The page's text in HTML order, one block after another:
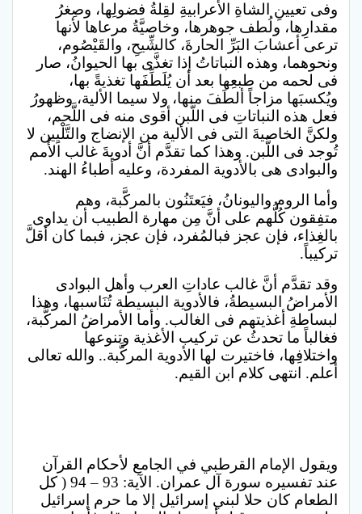
وفى تعيينِ الشاةِ الأعرابيةِ لقِلةُ فضولِها، وصِغرُ
مقدارِها، ولُطف جوهرها، وخاصيَّةُ مرعاها لأنها
ترعى أعشابَ البَرِّ الحارةَ، كالشِّيحِ، والقَيْصُوم،
ونحوهما، وهذه النباتاتُ إذا تغذَّى بها الحيوانُ، صار
فى لحمه من طبعِها بعد أن يُلَطِّفَها تغذيةً بها،
ويُكسبَها مزاجاً ألطَفَ منها، ولا سيما الألية، وظهورُ
فعل هذه النباتاتِ فى اللَّبن أقوى منه فى اللَّحم،
ولكنَّ الخاصيةَ التى فى الألية من الإنضاج والتَّلْيِين لا
تُوجد فى اللَّبن. وهذا كما تقدَّم أنَّ أدويةَ غالب الأُمم
والبوادى هى بالأدوية المفردة، وعليه أطباءُ الهند.
وأما الروم واليونانُ، فيَعتَنُون بالمركَّبة، وهم
متفِقون كُلُّهم على أنَّ مِن مهارة الطبيب أن يداوى
بالغِذاء، فإن عجز فبالمُفرد، فإن عجز، فبما كان أقلَّ
تركيباً.
وقد تقدَّم أنَّ غالب عاداتِ العرب وأهل البوادى
الأمراضُ البسيطةُ، فالأدوية البسيطة تُنَاسبها، وهذا
لبساطةِ أغذيتهم فى الغالب. وأما الأمراضُ المركَّبة،
فغالباً ما تحدثُ عن تركيب الأغذية وتنوعها
واختلافِها، فاختيرت لها الأدوية المركَّبة.. والله تعالى
أعلم. انتهى كلام ابن القيم.
ويقول الإمام القرطبي في الجامع لأحكام القرآن
عند تفسيره سورة آل عمران. الآية: 93 – 94 ( كل
الطعام كان حلا لبني إسرائيل إلا ما حرم إسرائيل